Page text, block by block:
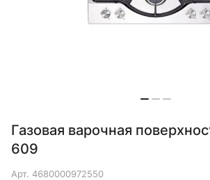
Газовая варочная
609
Арт. 4680000972550